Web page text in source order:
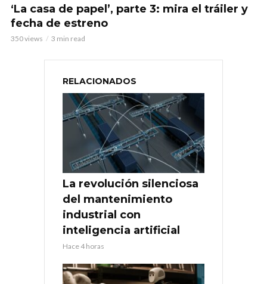
‘La casa de papel’, parte 3: mira el tráiler y
fecha de estreno
350 views 3 min read
RELACIONADOS
La revolución silenciosa
del mantenimiento
industrial con
inteligencia artificial
Hace 4 horas